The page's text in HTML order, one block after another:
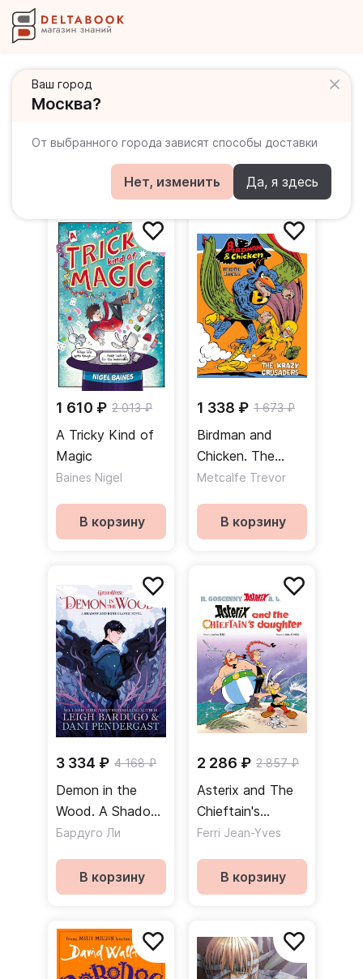
Ваш город
Москва?
От выбранного города зависят способы доставки
Нет, изменить Да, я здесь
Комиксы на английском
Популярное
По убыванию цены
По возрастанию цены
Фильтры
1 610 ₽ 2 013 ₽
A Tricky Kind of
Magic
Baines Nigel
В корзину
1 338 ₽ 1 673 ₽
Birdman and
Chicken. The
Krazy Crusaders
Metcalfe Trevor
В корзину
3 334 ₽ 4 168 ₽
Demon in the
Wood. A Shadow
and Bone Graphic
Бардуго Ли
В корзину
2 286 ₽ 2 857 ₽
Asterix and The
Chieftain's
Daughter
Ferri Jean-Yves
В корзину